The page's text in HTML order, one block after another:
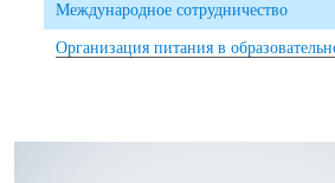
Международное сотрудничество
Организация питания в